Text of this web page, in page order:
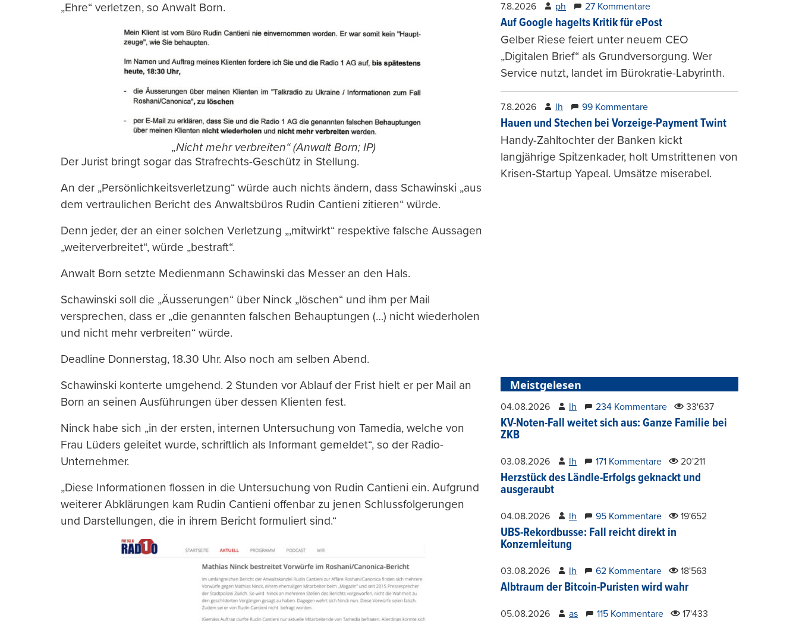
„Ehre“ verletzen, so Anwalt Born.
„Nicht mehr verbreiten“ (Anwalt Born; IP)
Der Jurist bringt sogar das Strafrechts-Geschütz in Stellung.
An der „Persönlichkeitsverletzung“ würde auch nichts ändern, dass Schawinski „aus
dem vertraulichen Bericht des Anwaltsbüros Rudin Cantieni zitieren“ würde.
Denn jeder, der an einer solchen Verletzung „,mitwirkt“ respektive falsche Aussagen
„weiterverbreitet“, würde „bestraft“.
Anwalt Born setzte Medienmann Schawinski das Messer an den Hals.
Schawinski soll die „Äusserungen“ über Ninck „löschen“ und ihm per Mail
versprechen, dass er „die genannten falschen Behauptungen (…) nicht wiederholen
und nicht mehr verbreiten“ würde.
Deadline Donnerstag, 18.30 Uhr. Also noch am selben Abend.
Schawinski konterte umgehend. 2 Stunden vor Ablauf der Frist hielt er per Mail an
Born an seinen Ausführungen über dessen Klienten fest.
Ninck habe sich „in der ersten, internen Untersuchung von Tamedia, welche von
Frau Lüders geleitet wurde, schriftlich als Informant gemeldet“, so der Radio-
Unternehmer.
„Diese Informationen flossen in die Untersuchung von Rudin Cantieni ein. Aufgrund
weiterer Abklärungen kam Rudin Cantieni offenbar zu jenen Schlussfolgerungen
und Darstellungen, die in ihrem Bericht formuliert sind.“
7.8.2026 ph 27 Kommentare
Auf Google hagelts Kritik für ePost
Gelber Riese feiert unter neuem CEO
„Digitalen Brief“ als Grundversorgung. Wer
Service nutzt, landet im Bürokratie-Labyrinth.
7.8.2026 lh 99 Kommentare
Hauen und Stechen bei Vorzeige-Payment Twint
Handy-Zahltochter der Banken kickt
langjährige Spitzenkader, holt Umstrittenen von
Krisen-Startup Yapeal. Umsätze miserabel.
Meistgelesen
04.08.2026 lh 234 Kommentare 33'637
KV-Noten-Fall weitet sich aus: Ganze Familie bei
ZKB
03.08.2026 lh 171 Kommentare 20'211
Herzstück des Ländle-Erfolgs geknackt und
ausgeraubt
04.08.2026 lh 95 Kommentare 19'652
UBS-Rekordbusse: Fall reicht direkt in
Konzernleitung
03.08.2026 lh 62 Kommentare 18'563
Albtraum der Bitcoin-Puristen wird wahr
05.08.2026 as 115 Kommentare 17'433